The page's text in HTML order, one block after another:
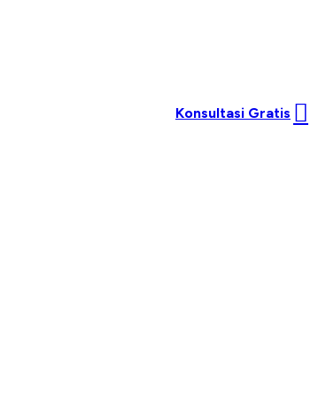
Konsultasi Gratis